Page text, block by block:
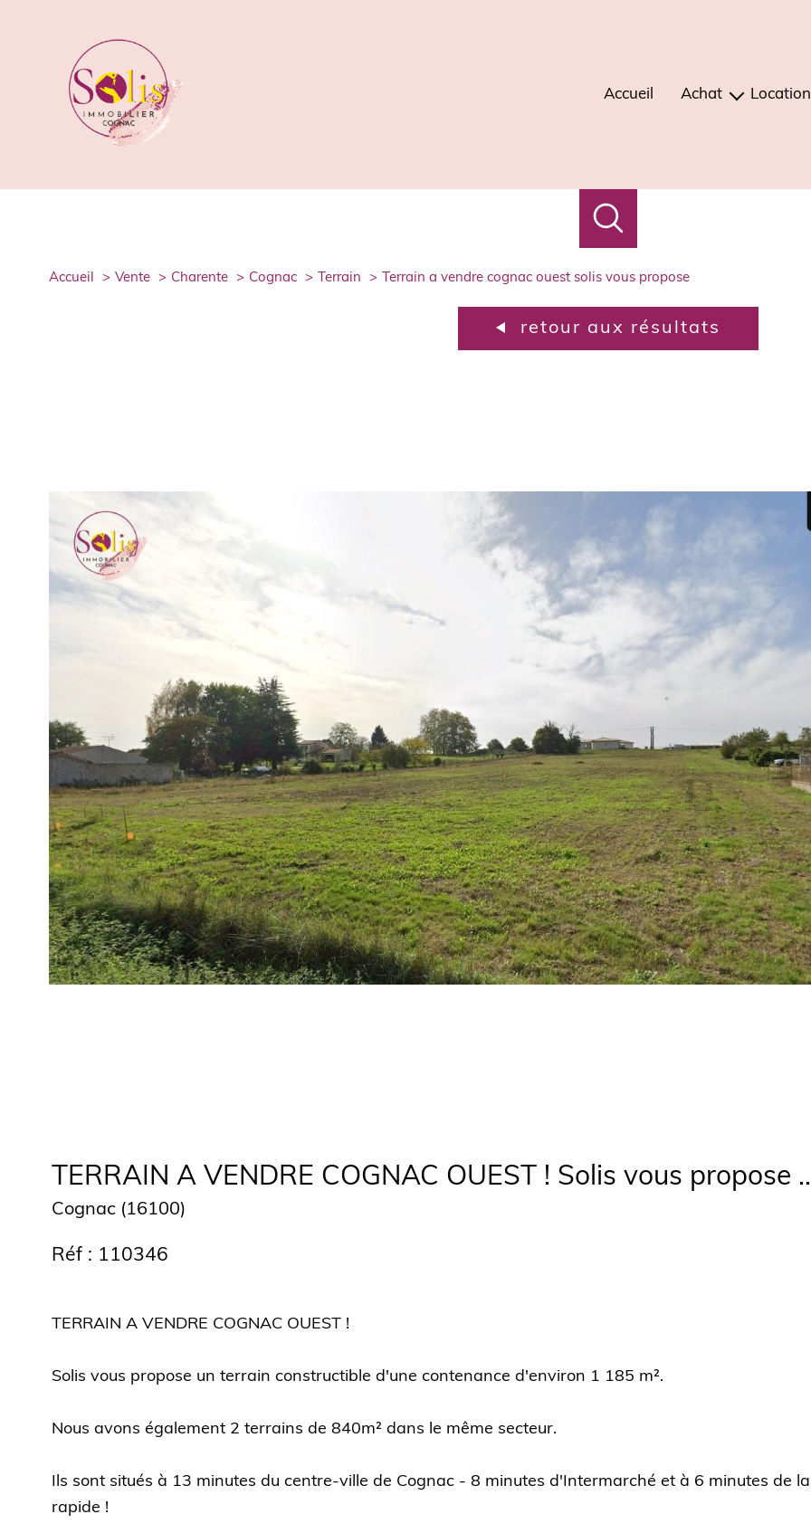
Accueil Achat
accueil vente charente cognac terrain terrain a vendre cognac ouest solis vous propose
retour aux résultats
TERRAIN A VENDRE COGNAC OUEST ! Solis vous propose
Cognac (16100)
Réf : 110346
TERRAIN A VENDRE COGNAC OUEST !
Solis vous propose un terrain constructible d'une contenance d'environ 1 185 m².
Nous avons également 2 terrains de 840m² dans le même secteur.
Ils sont situés à 13 minutes du centre-ville de Cognac - 8 minutes d'Intermarché et à 6 minutes de
rapide !